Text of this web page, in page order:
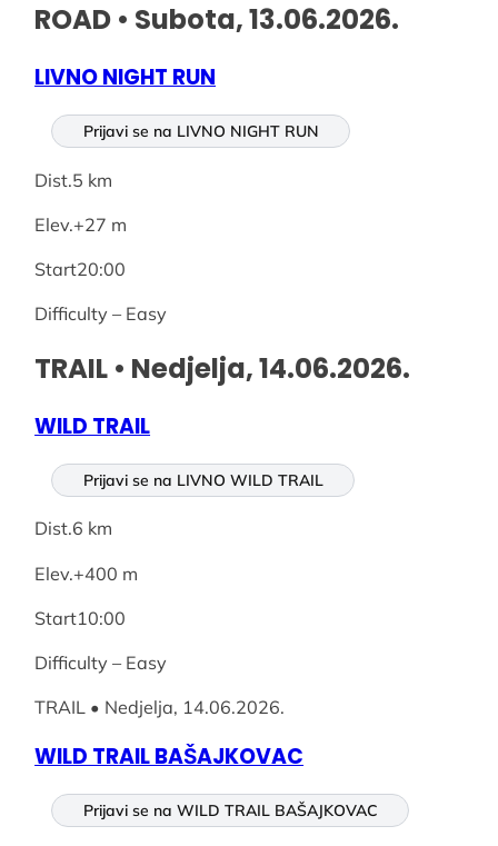
ROAD • Subota, 13.06.2026.
LIVNO NIGHT RUN
Prijavi se na LIVNO NIGHT RUN
Dist.5 km
Elev.+27 m
Start20:00
Difficulty – Easy
TRAIL • Nedjelja, 14.06.2026.
WILD TRAIL
Prijavi se na LIVNO WILD TRAIL
Dist.6 km
Elev.+400 m
Start10:00
Difficulty – Easy
TRAIL • Nedjelja, 14.06.2026.
WILD TRAIL BAŠAJKOVAC
Prijavi se na WILD TRAIL BAŠAJKOVAC